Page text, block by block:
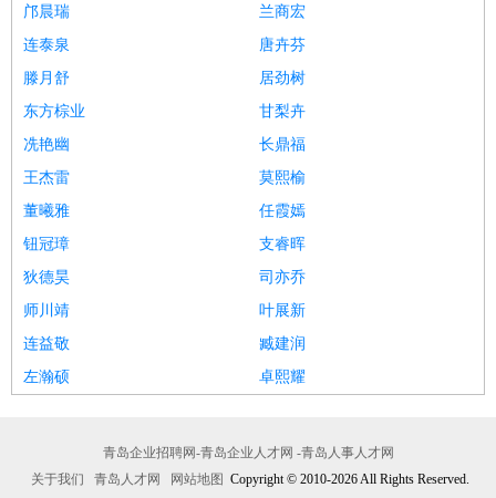
邝晨瑞
兰商宏
连泰泉
唐卉芬
滕月舒
居劲树
东方棕业
甘梨卉
冼艳幽
长鼎福
王杰雷
莫熙榆
董曦雅
任霞嫣
钮冠璋
支睿晖
狄德昊
司亦乔
师川靖
叶展新
连益敬
臧建润
左瀚硕
卓熙耀
青岛企业招聘网-青岛企业人才网 -青岛人事人才网
关于我们
青岛人才网 网站地图 Copyright © 2010-2026 All Rights Reserved.